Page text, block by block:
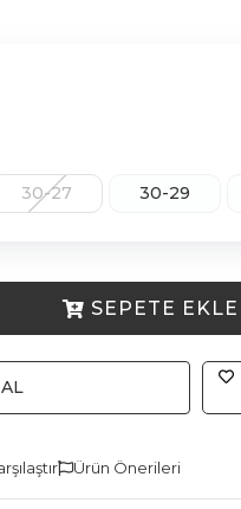
30-27 30-29
SEPETE EKLE
Ürün Önerileri